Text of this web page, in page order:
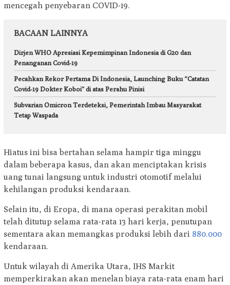
mencegah penyebaran COVID-19.
BACAAN LAINNYA
Dirjen WHO Apresiasi Kepemimpinan Indonesia di G20 dan
Penanganan Covid-19
Pecahkan Rekor Pertama Di Indonesia, Launching Buku “Catatan
Covid-19 Dokter Koboi” di atas Perahu Pinisi
Subvarian Omicron Terdeteksi, Pemerintah Imbau Masyarakat
Tetap Waspada
Hiatus ini bisa bertahan selama hampir tiga minggu
dalam beberapa kasus, dan akan menciptakan krisis
uang tunai langsung untuk industri otomotif melalui
kehilangan produksi kendaraan.
Selain itu, di Eropa, di mana operasi perakitan mobil
telah ditutup selama rata-rata 13 hari kerja, penutupan
sementara akan memangkas produksi lebih dari 880.000
kendaraan.
Untuk wilayah di Amerika Utara, IHS Markit
memperkirakan akan menelan biaya rata-rata enam hari